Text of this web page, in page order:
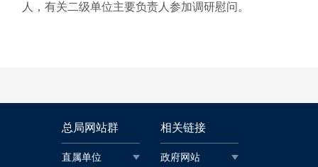
人，有关二级单位主要负责人参加调研慰问。
总局网站群
直属单位
相关链接
政府网站